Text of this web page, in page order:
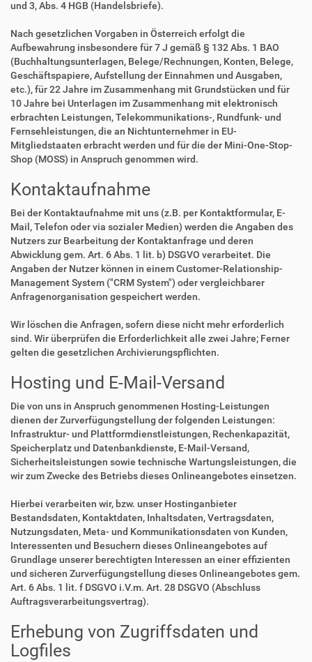
und 3, Abs. 4 HGB (Handelsbriefe).
Nach gesetzlichen Vorgaben in Österreich erfolgt die
Aufbewahrung insbesondere für 7 J gemäß § 132 Abs. 1 BAO
(Buchhaltungsunterlagen, Belege/Rechnungen, Konten, Belege,
Geschäftspapiere, Aufstellung der Einnahmen und Ausgaben,
etc.), für 22 Jahre im Zusammenhang mit Grundstücken und für
10 Jahre bei Unterlagen im Zusammenhang mit elektronisch
erbrachten Leistungen, Telekommunikations-, Rundfunk- und
Fernsehleistungen, die an Nichtunternehmer in EU-
Mitgliedstaaten erbracht werden und für die der Mini-One-Stop-
Shop (MOSS) in Anspruch genommen wird.
Kontaktaufnahme
Bei der Kontaktaufnahme mit uns (z.B. per Kontaktformular, E-
Mail, Telefon oder via sozialer Medien) werden die Angaben des
Nutzers zur Bearbeitung der Kontaktanfrage und deren
Abwicklung gem. Art. 6 Abs. 1 lit. b) DSGVO verarbeitet. Die
Angaben der Nutzer können in einem Customer-Relationship-
Management System ("CRM System") oder vergleichbarer
Anfragenorganisation gespeichert werden.
Wir löschen die Anfragen, sofern diese nicht mehr erforderlich
sind. Wir überprüfen die Erforderlichkeit alle zwei Jahre; Ferner
gelten die gesetzlichen Archivierungspflichten.
Hosting und E-Mail-Versand
Die von uns in Anspruch genommenen Hosting-Leistungen
dienen der Zurverfügungstellung der folgenden Leistungen:
Infrastruktur- und Plattformdienstleistungen, Rechenkapazität,
Speicherplatz und Datenbankdienste, E-Mail-Versand,
Sicherheitsleistungen sowie technische Wartungsleistungen, die
wir zum Zwecke des Betriebs dieses Onlineangebotes einsetzen.
Hierbei verarbeiten wir, bzw. unser Hostinganbieter
Bestandsdaten, Kontaktdaten, Inhaltsdaten, Vertragsdaten,
Nutzungsdaten, Meta- und Kommunikationsdaten von Kunden,
Interessenten und Besuchern dieses Onlineangebotes auf
Grundlage unserer berechtigten Interessen an einer effizienten
und sicheren Zurverfügungstellung dieses Onlineangebotes gem.
Art. 6 Abs. 1 lit. f DSGVO i.V.m. Art. 28 DSGVO (Abschluss
Auftragsverarbeitungsvertrag).
Erhebung von Zugriffsdaten und
Logfiles